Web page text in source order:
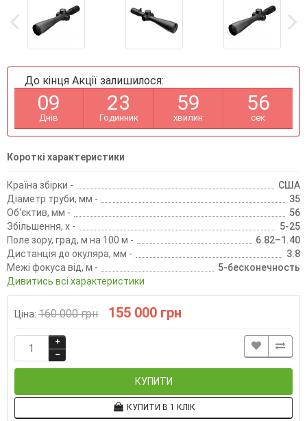
До кінця Акції залишилося:
09
Днів
23
Годинник
59
хвилин
56
сек
Короткі характеристики
Країна збірки -
США
Діаметр труби, мм -
35
Об'єктив, мм -
56
Збільшення, х -
5-25
Поле зору, град, м на 100 м -
6.82–1.40
Дистанція до окуляра, мм -
3.8
Межі фокуса від, м -
5-бесконечность
Дивитись всі характеристики
Ціна: 160 000 грн 155 000 грн
КУПИТИ
КУПИТИ В 1 КЛІК